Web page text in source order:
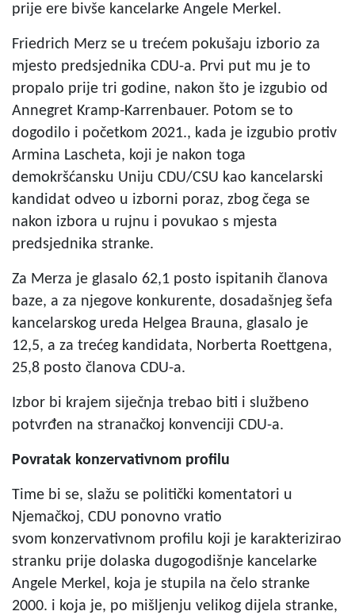
prije ere bivše kancelarke Angele Merkel.
Friedrich Merz se u trećem pokušaju izborio za
mjesto predsjednika CDU-a. Prvi put mu je to
propalo prije tri godine, nakon što je izgubio od
Annegret Kramp-Karrenbauer. Potom se to
dogodilo i početkom 2021., kada je izgubio protiv
Armina Lascheta, koji je nakon toga
demokršćansku Uniju CDU/CSU kao kancelarski
kandidat odveo u izborni poraz, zbog čega se
nakon izbora u rujnu i povukao s mjesta
predsjednika stranke.
Za Merza je glasalo 62,1 posto ispitanih članova
baze, a za njegove konkurente, dosadašnjeg šefa
kancelarskog ureda Helgea Brauna, glasalo je
12,5, a za trećeg kandidata, Norberta Roettgena,
25,8 posto članova CDU-a.
Izbor bi krajem siječnja trebao biti i službeno
potvrđen na stranačkoj konvenciji CDU-a.
Povratak konzervativnom profilu
Time bi se, slažu se politički komentatori u
Njemačkoj, CDU ponovno vratio
svom konzervativnom profilu koji je karakterizirao
stranku prije dolaska dugogodišnje kancelarke
Angele Merkel, koja je stupila na čelo stranke
2000. i koja je, po mišljenju velikog dijela stranke,